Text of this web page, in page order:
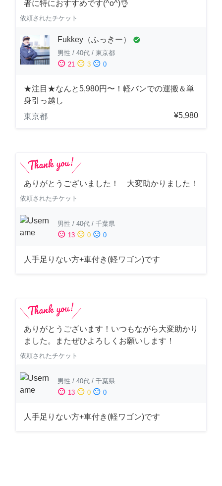
者に特におすすめです(^o^)👌
依頼されたチケット
Fukkey（ふっきー） check_circle
男性 / 40代 / 東京都
sentiment_satisfied 21 sentiment_neutral 3 sentiment_dissatisfied 0
★注目★なんと5,980円〜！軽バンでの運搬＆単
身引っ越し
東京都
¥5,980
ありがとうございました！ 大変助かりました！
依頼されたチケット
男性 / 40代 / 千葉県
sentiment_satisfied 13 sentiment_neutral 0 sentiment_dissatisfied 0
人手足りない方+車付き(軽ワゴン)です
ありがとうございます！いつもながら大変助かり
ました。またぜひよろしくお願いします！
依頼されたチケット
男性 / 40代 / 千葉県
sentiment_satisfied 13 sentiment_neutral 0 sentiment_dissatisfied 0
人手足りない方+車付き(軽ワゴン)です